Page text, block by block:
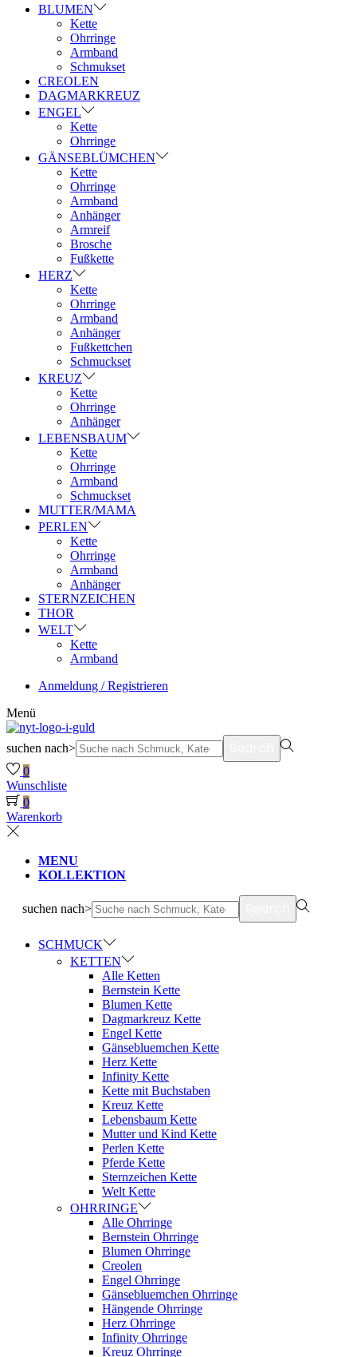
BLUMEN
Kette
Ohrringe
Armband
Schmukset
CREOLEN
DAGMARKREUZ
ENGEL
Kette
Ohrringe
GÄNSEBLÜMCHEN
Kette
Ohrringe
Armband
Anhänger
Armreif
Brosche
Fußkette
HERZ
Kette
Ohrringe
Armband
Anhänger
Fußkettchen
Schmuckset
KREUZ
Kette
Ohrringe
Anhänger
LEBENSBAUM
Kette
Ohrringe
Armband
Schmuckset
MUTTER/MAMA
PERLEN
Kette
Ohrringe
Armband
Anhänger
STERNZEICHEN
THOR
WELT
Kette
Armband
Anmeldung / Registrieren
Menü
suchen nach>
0
Wunschliste
0
Warenkorb
MENU
KOLLEKTION
suchen nach>
SCHMUCK
KETTEN
Alle Ketten
Bernstein Kette
Blumen Kette
Dagmarkreuz Kette
Engel Kette
Gänsebluemchen Kette
Herz Kette
Infinity Kette
Kette mit Buchstaben
Kreuz Kette
Lebensbaum Kette
Mutter und Kind Kette
Perlen Kette
Pferde Kette
Sternzeichen Kette
Welt Kette
OHRRINGE
Alle Ohrringe
Bernstein Ohrringe
Blumen Ohrringe
Creolen
Engel Ohrringe
Gänsebluemchen Ohrringe
Hängende Ohrringe
Herz Ohrringe
Infinity Ohrringe
Kreuz Ohrringe